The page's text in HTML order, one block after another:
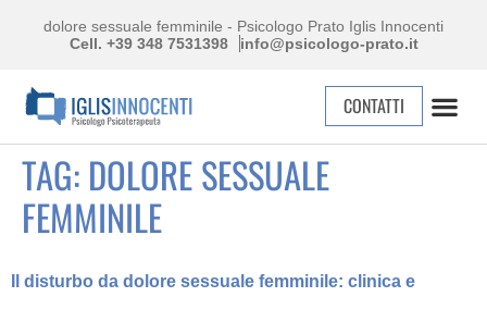
dolore sessuale femminile - Psicologo Prato Iglis Innocenti
Cell. +39 348 7531398
info@psicologo-prato.it
CONTATTI
TAG: DOLORE SESSUALE
FEMMINILE
Il disturbo da dolore sessuale femminile: clinica e